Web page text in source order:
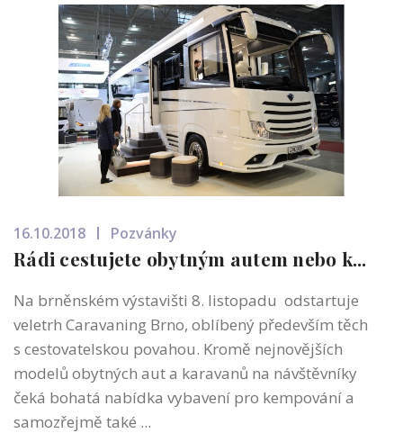
16.10.2018 Pozvánky
Rádi cestujete obytným autem nebo k...
Na brněnském výstavišti 8. listopadu odstartuje
veletrh Caravaning Brno, oblíbený především těch
s cestovatelskou povahou. Kromě nejnovějších
modelů obytných aut a karavanů na návštěvníky
čeká bohatá nabídka vybavení pro kempování a
samozřejmě také ...